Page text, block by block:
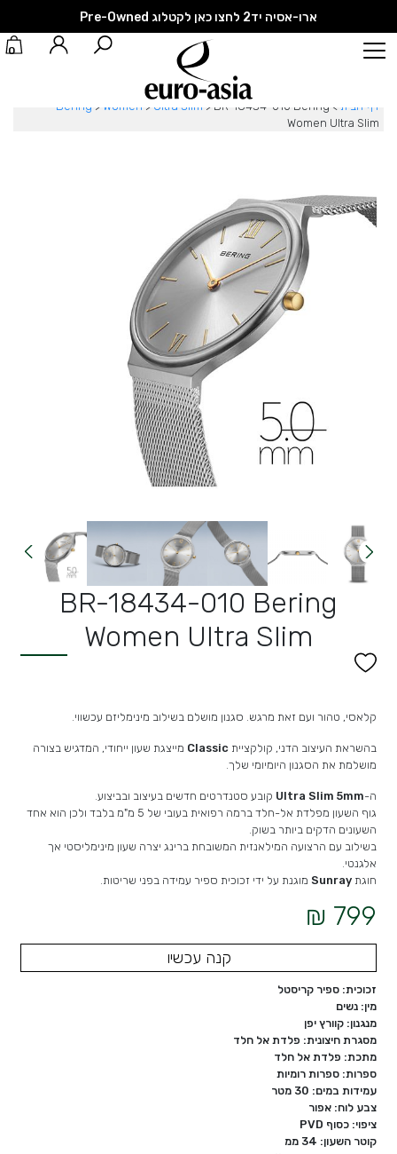
ארו-אסיה יד2 לחצו כאן לקטלוג Pre-Owned
0
דף הבית >
Bering > Women > Ultra Slim > BR-18434-010 Bering
Women Ultra Slim
BR-18434-010 Bering
Women Ultra Slim
קלאסי, טהור ועם זאת מרגש. סגנון מושלם בשילוב מינימליזם עכשווי.
בהשראת העיצוב הדני, קולקציית Classic מייצגת שעון ייחודי, המדגיש בצורה
מושלמת את הסגנון היומיומי שלך.
ה-Ultra Slim 5mm קובע סטנדרטים חדשים בעיצוב ובביצוע.
גוף השעון מפלדת אל-חלד ברמה רפואית בעובי של 5 מ"מ בלבד ולכן הוא אחד
השעונים הדקים ביותר בשוק.
בשילוב עם הרצועה המילאנזית המשובחת ברינג יצרה שעון מינימליסטי אך
אלגנטי.
חוגתSunray מוגנת על ידי זכוכית ספיר עמידה בפני שריטות.
799 ₪
קנה עכשיו
זכוכית: ספיר קריסטל
מין: נשים
מנגנון: קוורץ יפן
מסגרת חיצונית: פלדת אל חלד
מתכת: פלדת אל חלד
ספרות: ספרות רומיות
עמידות במים: 30 מטר
צבע לוח: אפור
ציפוי: כסוף PVD
קוטר השעון: 34 ממ